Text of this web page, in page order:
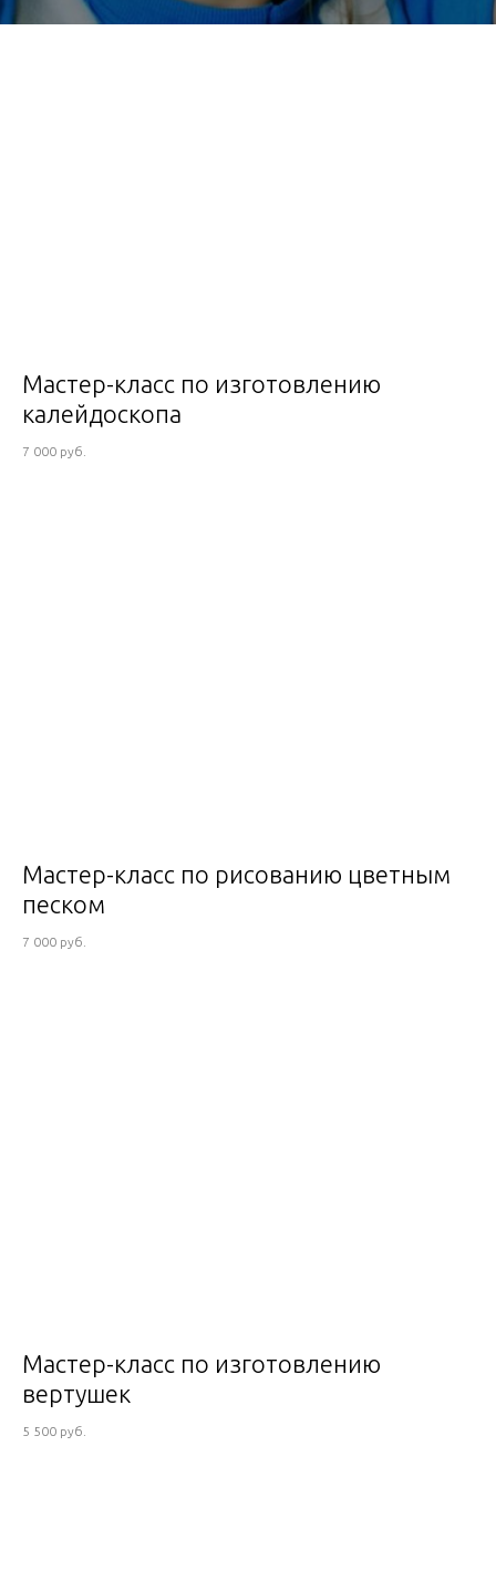
Мастер-класс по изготовлению
калейдоскопа
7 000 руб.
Мастер-класс по рисованию цветным
песком
7 000 руб.
Мастер-класс по изготовлению
вертушек
5 500 руб.